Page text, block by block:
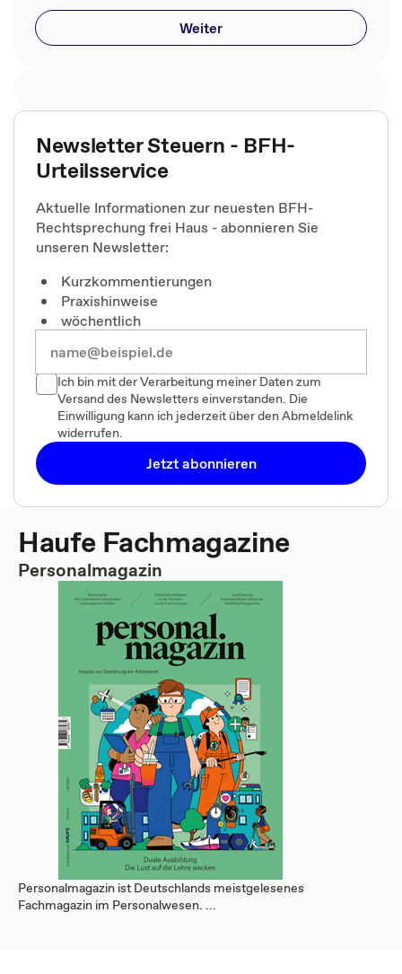
Weiter
Newsletter Steuern - BFH-
Urteilsservice
Aktuelle Informationen zur neuesten BFH-
Rechtsprechung frei Haus - abonnieren Sie
unseren Newsletter:
Kurzkommentierungen
Praxishinweise
wöchentlich
Ich bin mit der Verarbeitung meiner Daten zum
Versand des Newsletters einverstanden. Die
Einwilligung kann ich jederzeit über den Abmeldelink
widerrufen.
Jetzt abonnieren
Haufe Fachmagazine
Personalmagazin
Personalmagazin ist Deutschlands meistgelesenes
Fachmagazin im Personalwesen. ...